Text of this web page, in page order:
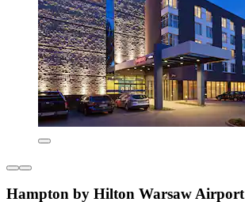
Hampton by Hilton Warsaw Airport